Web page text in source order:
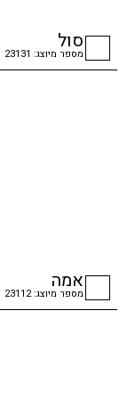
סול
מספר מיוצג: 23131
אמה
מספר מיוצג: 23112